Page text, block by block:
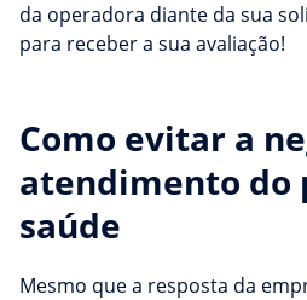
da operadora diante da sua
para receber a sua avaliação!
Como evitar a
atendimento do
saúde
Mesmo que a resposta da